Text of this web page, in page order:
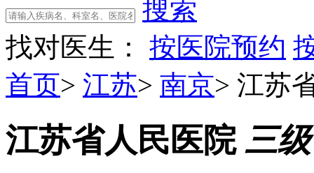
搜索
找对医生：
按医院预约
首页> 江苏> 南京> 江苏
江苏省人民医院 三